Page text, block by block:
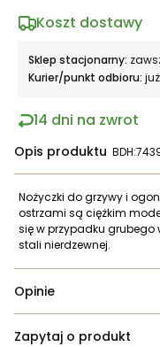
Koszt dostawy
Sklep stacjonarny:
Kurier/punkt odbioru:
14 dni na zwrot
Opis produktu
Nożyczki do grzywy i
ostrzami są ciężkim
się w przypadku grubego
stali nierdzewnej.
Opinie
Zapytaj o produkt